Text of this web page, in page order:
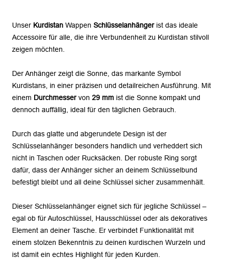
Unser Kurdistan Wappen Schlüsselanhängerist das ideale
Accessoire für alle, die ihre Verbundenheit zu Kurdistan stilvoll
zeigen möchten.
Der Anhänger zeigt die Sonne, das markante Symbol
Kurdistans, in einer präzisen und detailreichen Ausführung. Mit
einem Durchmesservon 29 mm ist die Sonne kompakt und
dennoch auffällig, ideal für den täglichen Gebrauch.
Durch das glatte und abgerundete Design ist der
Schlüsselanhänger besonders handlich und verheddert sich
nicht in Taschen oder Rucksäcken. Der robuste Ring sorgt
dafür, dass der Anhänger sicher an deinem Schlüsselbund
befestigt bleibt und all deine Schlüssel sicher zusammenhält.
Dieser Schlüsselanhänger eignet sich für jegliche Schlüssel –
egal ob für Autoschlüssel, Hausschlüssel oder als dekoratives
Element an deiner Tasche. Er verbindet Funktionalität mit
einem stolzen Bekenntnis zu deinen kurdischen Wurzeln und
ist damit ein echtes Highlight für jeden Kurden.